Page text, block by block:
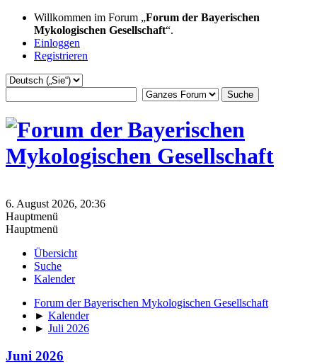
Willkommen im Forum „Forum der Bayerischen
Mykologischen Gesellschaft“.
Einloggen
Registrieren
6. August 2026, 20:36
Hauptmenü
Hauptmenü
Übersicht
Suche
Kalender
Forum der Bayerischen Mykologischen Gesellschaft
► Kalender
► Juli 2026
Juni 2026